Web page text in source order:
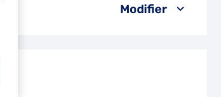
Modifier